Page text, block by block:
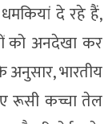
दे रहे हैं,
को अनदेखा कर
भारतीय
रूसी कच्चा तेल